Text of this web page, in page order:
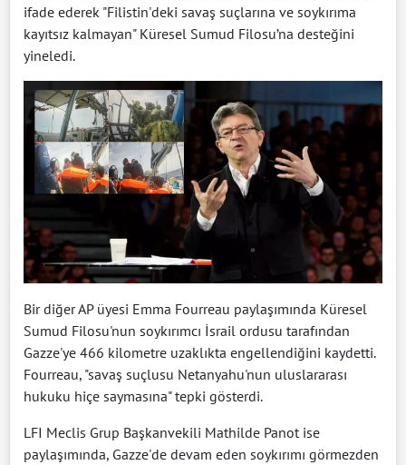
ifade ederek "Filistin'deki savaş suçlarına ve soykırıma
kayıtsız kalmayan" Küresel Sumud Filosu’na desteğini
yineledi.
Bir diğer AP üyesi Emma Fourreau paylaşımında Küresel
Sumud Filosu'nun soykırımcı İsrail ordusu tarafından
Gazze'ye 466 kilometre uzaklıkta engellendiğini kaydetti.
Fourreau, "savaş suçlusu Netanyahu'nun uluslararası
hukuku hiçe saymasına" tepki gösterdi.
LFI Meclis Grup Başkanvekili Mathilde Panot ise
paylaşımında, Gazze'de devam eden soykırımı görmezden